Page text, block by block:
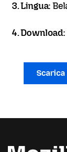
3. Lingua:
4. Download:
Scarica